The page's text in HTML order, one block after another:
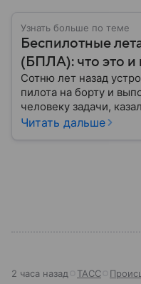
Узнать больше по теме
Беспилотные
(БПЛА): что это и
Сотню лет назад
пилота на борту и
человеку задачи,
они стали
Читать дальше
2 часа назад ТАСС